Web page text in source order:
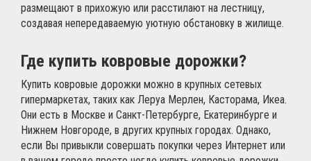
размещают в прихожую или расстилают на лестницу,
создавая непередаваемую уютную обстановку в жилище.
Где купить ковровые дорожки?
Купить ковровые дорожки можно в крупных сетевых
гипермаркетах, таких как Леруа Мерлен, Касторама, Икеа.
Они есть в Москве и Санкт-Петербурге, Екатеринбурге и
Нижнем Новгороде, в других крупных городах. Однако,
если Вы привыкли совершать покупки через Интернет или